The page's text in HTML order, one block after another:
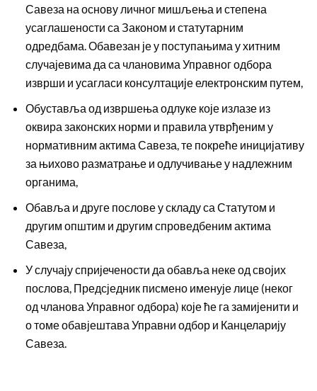
Савеза на основу личног мишљења и степена
усаглашености са Законом и статутарним
одредбама. Обавезан је у поступањима у хитним
случајевима да са члановима Управног одбора
изврши и усагласи консултације електронским путем,
Обуставља од извршења одлуке које излазе из
оквира законских норми и правила утврђеним у
нормативним актима Савеза, те покреће иницијативу
за њихово разматрање и одлучивање у надлежним
органима,
Обавља и друге послове у складу са Статутом и
другим општим и другим спроведбеним актима
Савеза,
У случају спријечености да обавља неке од својих
послова, Предсједник писмено именује лице (неког
од чланова Управног одбора) које ће га замијенити и
о томе обавјештава Управни одбор и Канцеларију
Савеза.